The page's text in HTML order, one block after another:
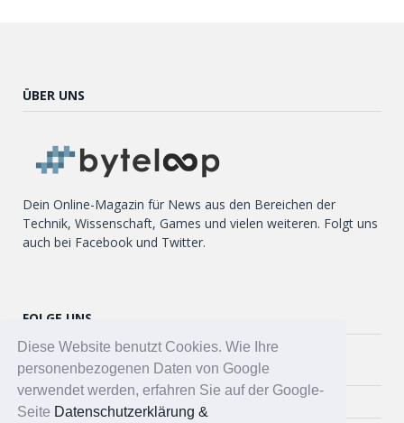
Diese Website benutzt Cookies. Wie Ihre
personenbezogenen Daten von Google
verwendet werden, erfahren Sie auf der Google-
Seite Datenschutzerklärung &
ÜBER UNS
Dein Online-Magazin für News aus den Bereichen der
Technik, Wissenschaft, Games und vielen weiteren. Folgt uns
auch bei Facebook und Twitter.
FOLGE UNS
Twitter
Facebook